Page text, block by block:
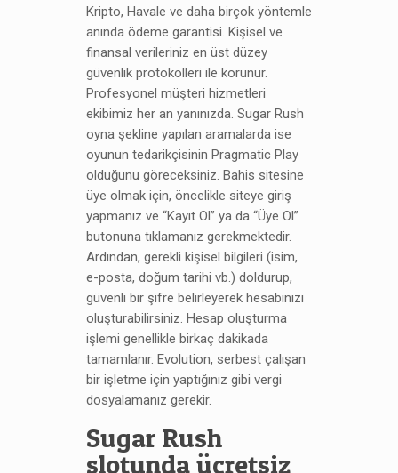
Kripto, Havale ve daha birçok yöntemle
anında ödeme garantisi. Kişisel ve
finansal verileriniz en üst düzey
güvenlik protokolleri ile korunur.
Profesyonel müşteri hizmetleri
ekibimiz her an yanınızda. Sugar Rush
oyna şekline yapılan aramalarda ise
oyunun tedarikçisinin Pragmatic Play
olduğunu göreceksiniz. Bahis sitesine
üye olmak için, öncelikle siteye giriş
yapmanız ve “Kayıt Ol” ya da “Üye Ol”
butonuna tıklamanız gerekmektedir.
Ardından, gerekli kişisel bilgileri (isim,
e-posta, doğum tarihi vb.) doldurup,
güvenli bir şifre belirleyerek hesabınızı
oluşturabilirsiniz. Hesap oluşturma
işlemi genellikle birkaç dakikada
tamamlanır. Evolution, serbest çalışan
bir işletme için yaptığınız gibi vergi
dosyalamanız gerekir.
Sugar Rush
slotunda ücretsiz